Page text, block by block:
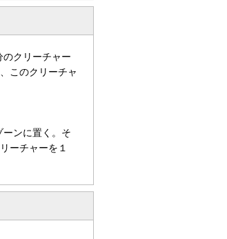
クリーチャー
このクリーチャ
ンに置く。そ
ーチャーを１